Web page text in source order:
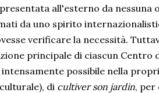
all'esterno da
da uno spirito
verificare la necessità.
principale di ciascun Centro
possibile nella
di cultiver son jardin, per